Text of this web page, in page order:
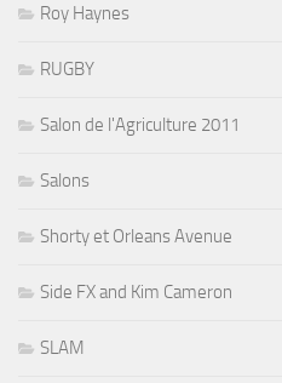
Roy Haynes
RUGBY
Salon de l'Agriculture 2011
Salons
Shorty et Orleans Avenue
Side FX and Kim Cameron
SLAM